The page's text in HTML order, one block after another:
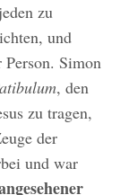
zu
und
Person. Simon
, den
zu tragen,
der
und war